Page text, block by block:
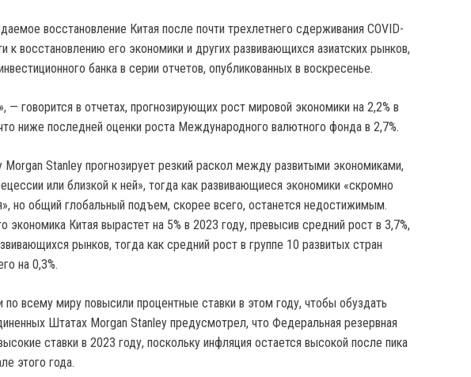
восстановление Китая после почти трехлетнего сдерживания COVID-
к восстановлению его экономики и других развивающихся азиатских рынков,
банка в серии отчетов, опубликованных в воскресенье.
— говорится в отчетах, прогнозирующих рост мировой экономики на 2,2% в
ниже последней оценки роста Международного валютного фонда в 2,7%.
Stanley прогнозирует резкий раскол между развитыми экономиками,
или близкой к ней», тогда как развивающиеся экономики «скромно
но общий глобальный подъем, скорее всего, останется недостижимым.
экономика Китая вырастет на 5% в 2023 году, превысив средний рост в 3,7%,
рынков, тогда как средний рост в группе 10 развитых стран
на 0,3%.
по всему миру повысили процентные ставки в этом году, чтобы обуздать
Штатах Morgan Stanley предусмотрел, что Федеральная резервная
ставки в 2023 году, поскольку инфляция остается высокой после пика
этого года.